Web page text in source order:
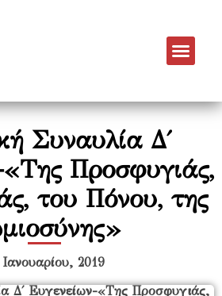
Συναυλία Δ΄
Προσφυγιάς,
του Πόνου, της
Ιανουαρίου, 2019